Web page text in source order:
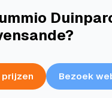
prijzen Bezoek